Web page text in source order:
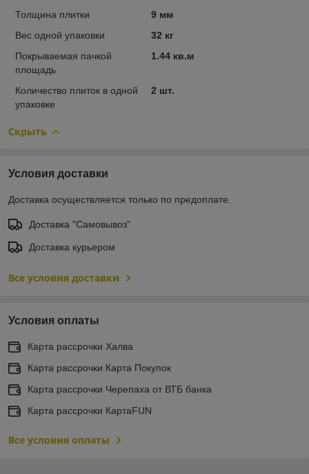
Толщина плитки
9 мм
Вес одной упаковки
32 кг
Покрываемая пачкой
площадь
1.44 кв.м
Количество плиток в одной
упаковке
2 шт.
Скрыть
Условия доставки
Доставка осуществляется только по предоплате.
Доставка "Самовывоз"
Доставка курьером
Все условия доставки
Условия оплаты
Карта рассрочки Халва
Карта рассрочки Карта Покупок
Карта рассрочки Черепаха от ВТБ банка
Карта рассрочки КартаFUN
Все условия оплаты